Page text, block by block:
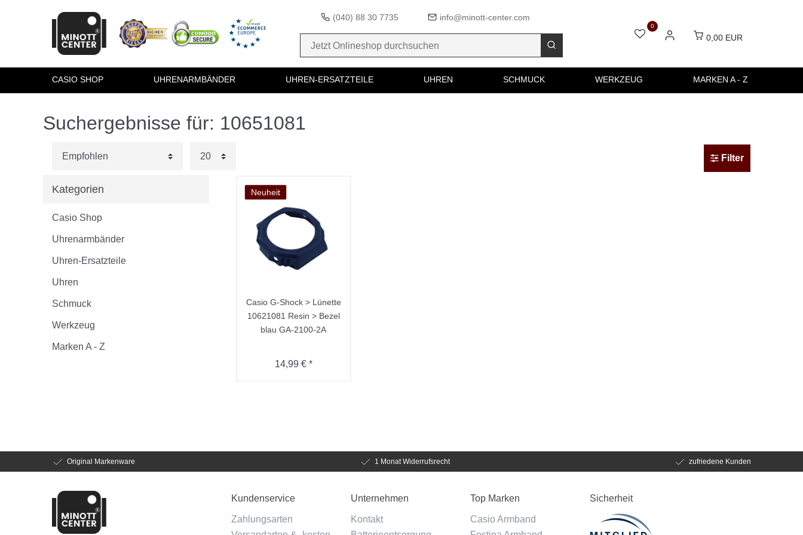
(040) 88 30 7735 info@minott-center.com
0
0,00 EUR
CASIO SHOP UHRENARMBÄNDER UHREN-ERSATZTEILE UHREN SCHMUCK WERKZEUG MARKEN A - Z
Suchergebnisse für: 10651081
Filter
Kategorien
Casio Shop
Uhrenarmbänder
Uhren-Ersatzteile
Uhren
Schmuck
Werkzeug
Marken A - Z
Neuheit
Casio G-Shock > Lünette
10621081 Resin > Bezel
blau GA-2100-2A
14,99 € *
Original Markenware 1 Monat Widerrufsrecht zufriedene Kunden
Kundenservice
Zahlungsarten
Unternehmen
Kontakt
Top Marken
Casio Armband
Sicherheit